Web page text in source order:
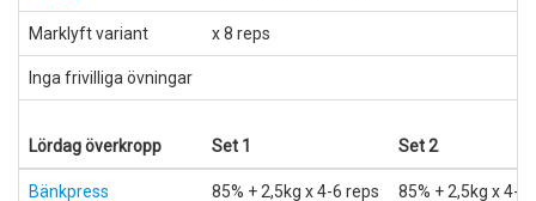
Marklyft variant x 8 reps
Inga frivilliga övningar
Lördag överkropp Set 1 Set 2
Bänkpress 85% + 2,5kg x 4-6 reps 85% + 2,5kg x 4-6